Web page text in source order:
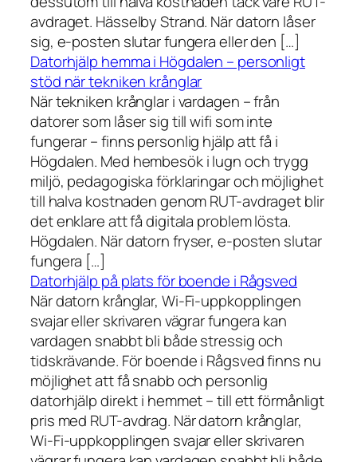
avdraget. Hässelby Strand. När datorn låser
sig, e-posten slutar fungera eller den […]
Datorhjälp hemma i Högdalen – personligt
stöd när tekniken krånglar
När tekniken krånglar i vardagen – från
datorer som låser sig till wifi som inte
fungerar – finns personlig hjälp att få i
Högdalen. Med hembesök i lugn och trygg
miljö, pedagogiska förklaringar och möjlighet
till halva kostnaden genom RUT-avdraget blir
det enklare att få digitala problem lösta.
Högdalen. När datorn fryser, e-posten slutar
fungera […]
Datorhjälp på plats för boende i Rågsved
När datorn krånglar, Wi-Fi-uppkopplingen
svajar eller skrivaren vägrar fungera kan
vardagen snabbt bli både stressig och
tidskrävande. För boende i Rågsved finns nu
möjlighet att få snabb och personlig
datorhjälp direkt i hemmet – till ett förmånligt
pris med RUT-avdrag. När datorn krånglar,
Wi-Fi-uppkopplingen svajar eller skrivaren